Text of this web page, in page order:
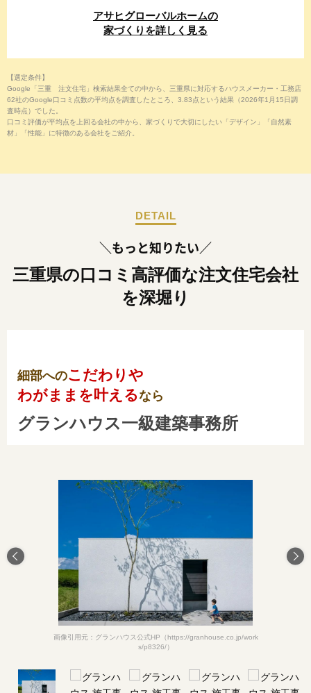
アサヒグローバルホームの
家づくりを詳しく見る
【選定条件】
Google「三重 注文住宅」検索結果全ての中から、三重県に対応するハウスメーカー・工務店
62社のGoogle口コミ点数の平均点を調査したところ、3.83点という結果（2026年1月15日調
査時点）でした。
口コミ評価が平均点を上回る会社の中から、家づくりで大切にしたい「デザイン」「自然素
材」「性能」に特徴のある会社をご紹介。
DETAIL
＼もっと知りたい／
三重県の口コミ高評価な注文住宅会社
を深堀り
細部へのこだわりや
わがままを叶えるなら
グランハウス一級建築事務所
画像引用元：グランハウス公式HP（https://granhouse.co.jp/work
s/p8326/）